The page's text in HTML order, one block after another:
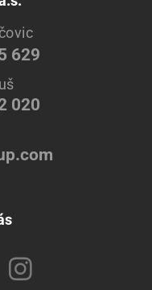
629
020